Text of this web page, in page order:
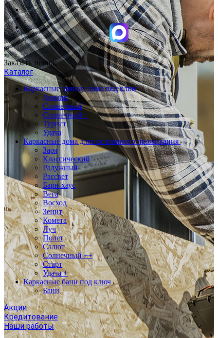
Заказать звонок
Каталог
Каркасные дачные дома под ключ
Дачник
Солнечный
Солнечный +
Турист
Удача
Каркасные дома для постоянного проживания
Заря
Классический
Радужный
Рассвет
Барн-хаус
Вега
Восход
Зенит
Комета
Луч
Полет
Салют
Солнечный ++
Старт
Удача +
Каркасные бани под ключ
Бани
Акции
Кредитование
Наши работы